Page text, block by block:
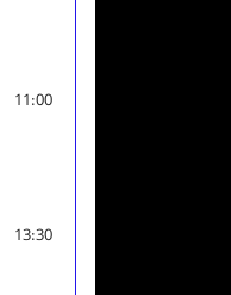
11:00
13:30